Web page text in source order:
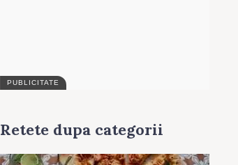
Retete dupa categorii